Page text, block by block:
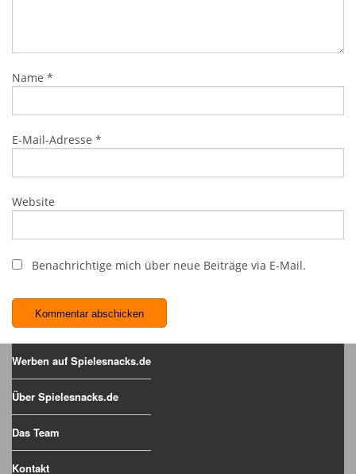
Name *
E-Mail-Adresse *
Website
Benachrichtige mich über neue Beiträge via E-Mail.
Werben auf Spielesnacks.de
Über Spielesnacks.de
Das Team
Kontakt